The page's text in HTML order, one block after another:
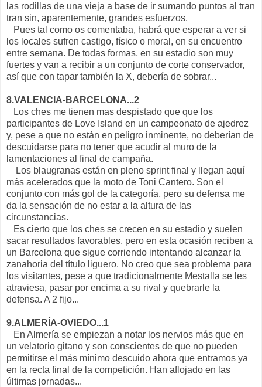
las rodillas de una vieja a base de ir sumando puntos al tran
tran sin, aparentemente, grandes esfuerzos.
Pues tal como os comentaba, habrá que esperar a ver si
los locales sufren castigo, físico o moral, en su encuentro
entre semana. De todas formas, en su estadio son muy
fuertes y van a recibir a un conjunto de corte conservador,
así que con tapar también la X, debería de sobrar...
8.VALENCIA-BARCELONA...2
Los ches me tienen mas despistado que que los
participantes de Love Island en un campeonato de ajedrez
y, pese a que no están en peligro inminente, no deberían de
descuidarse para no tener que acudir al muro de la
lamentaciones al final de campaña.
Los blaugranas están en pleno sprint final y llegan aquí
más acelerados que la moto de Toni Cantero. Son el
conjunto con más gol de la categoría, pero su defensa me
da la sensación de no estar a la altura de las
circunstancias.
Es cierto que los ches se crecen en su estadio y suelen
sacar resultados favorables, pero en esta ocasión reciben a
un Barcelona que sigue corriendo intentando alcanzar la
zanahoria del título liguero. No creo que sea problema para
los visitantes, pese a que tradicionalmente Mestalla se les
atraviesa, pasar por encima a su rival y quebrarle la
defensa. A 2 fijo...
9.ALMERÍA-OVIEDO...1
En Almería se empiezan a notar los nervios más que en
un velatorio gitano y son conscientes de que no pueden
permitirse el más mínimo descuido ahora que entramos ya
en la recta final de la competición. Han aflojado en las
últimas jornadas...